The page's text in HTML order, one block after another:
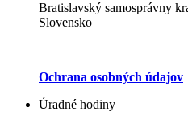
Bratislavský samosprávny
Slovensko
Ochrana osobných údajov
Úradné hodiny